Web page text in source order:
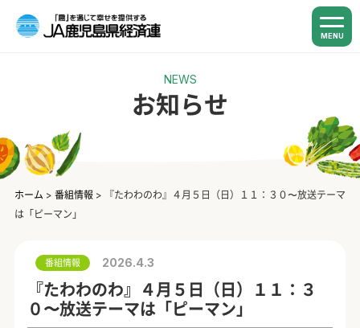
MENU
NEWS
お知らせ
ホーム > 番組情報 >
『たわわのわ』４月５日（日）１１：３０〜放送テーマ
は「ピーマン」
番組情報 2026.4.3
『たわわのわ』４月５日（日）１１：３
０〜放送テーマは「ピーマン」